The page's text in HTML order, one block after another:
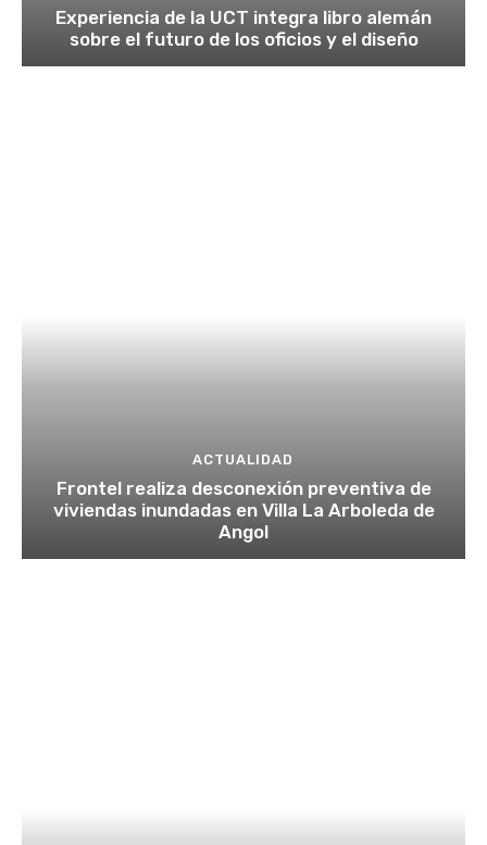
Experiencia de la UCT integra libro alemán
sobre el futuro de los oficios y el diseño
ACTUALIDAD
Frontel realiza desconexión preventiva de
viviendas inundadas en Villa La Arboleda de
Angol